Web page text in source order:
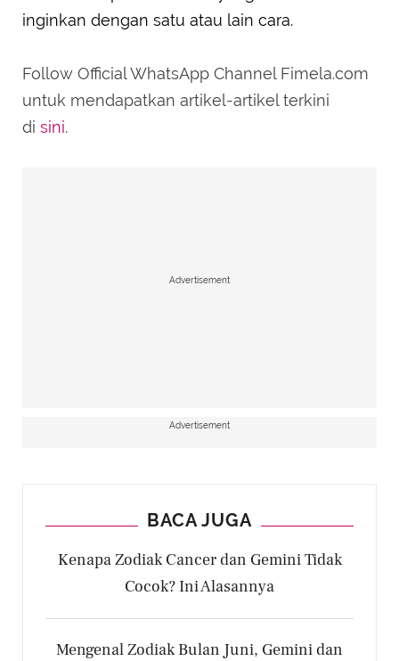
inginkan dengan satu atau lain cara.
Follow Official WhatsApp Channel Fimela.com
untuk mendapatkan artikel-artikel terkini
di sini.
Advertisement
Advertisement
BACA JUGA
Kenapa Zodiak Cancer dan Gemini Tidak
Cocok? Ini Alasannya
Mengenal Zodiak Bulan Juni, Gemini dan